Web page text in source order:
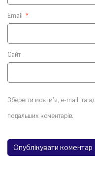
Email *
Сайт
Зберегти моє ім'я, e-mail, та
подальших коментарів.